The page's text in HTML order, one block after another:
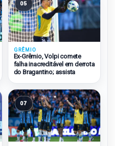
05
GRÊMIO
Ex-Grêmio, Volpi comete
falha inacreditável em derrota
do Bragantino; assista
07